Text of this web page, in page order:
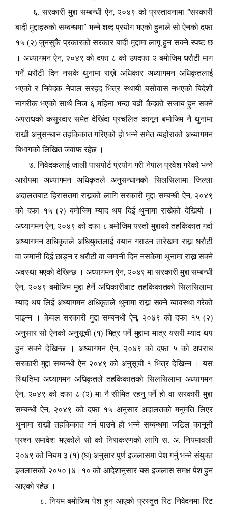
६. सरकारी मुद्दा सम्बन्धी ऐन, २०४९ को प्रस्तावनामा “सरकारी
बादी मुद्दाहरुको सम्बन्धमा”भन्ने शब्द प्रयोग भएको हुनाले सो ऐनको दफा
१५ (२) जुनसुकै प्रकारको सरकार बादी मुद्दामा लागू हुन सक्ने स्पष्ट छ
। अध्यागमन ऐन, २०४९ को दफा ८ को उपदफा २ बमोजिम धरौटी माग
गर्ने धरौटी दिन नसके थुनामा राख्ने अधिकार अध्यागमन अधिकृतलाई
भएको र निवेदक नेपाल सरहद भित्र स्थायी बसोवास नभएको बिदेशी
नागरीक भएको साथै निज ६ महिना भन्दा बढी कैदको सजाय हुन सक्ने
अपराधको कसुरदार समेत देखिंदा प्रचलित कानून बमोजिम नै थुनामा
राखी अनुसन्धान तहकिकात गरिएको हो भन्ने समेत व्यहोराको अध्यागमन
बिभागको लिखित जवाफ रहेछ ।
७. निवेदकलाई जाली पासपोर्ट प्रयोग गरी नेपाल प्रवेश गरेको भन्ने
आरोपमा अध्यागमन अधिकृतले अनुसन्धानको सिलसिलामा जिल्ला
अदालतबाट हिरासतमा राख्नको लागि सरकारी मुद्दा सम्बन्धी ऐन, २०४९
को दफा १५ (२) बमोजिम म्याद थप दिई थुनामा राखेको देखियो ।
अध्यागमन ऐन, २०४९ को दफा ८ बमोजिम यस्तो मुद्दाको तहकिकात गर्दा
अध्यागमन अधिकृतले अधियुक्तलाई वयान गराउन तारेखमा राख्न धरौटी
वा जमानी दिई छाड्न र धरौटी वा जमानी दिन नसकेमा थुनामा राख्न सक्ने
अवस्था भएको देखिन्छ । अध्यागमन ऐन, २०४९ मा सरकारी मुद्दा सम्बन्धी
ऐन, २०४९ बमोजिम मुद्दा हेर्ने अधिकारीबाट तहकिकातको सिलसिलामा
म्याद थप लिई अध्यागमन अधिकृतले थुनामा राख्न सक्ने व्यावस्था गरेको
पाइन्न । केवल सरकारी मुद्दा सम्बनधी ऐन, २०४९ को दफा १५ (२)
अनुसार सो ऐनको अनुसूची (१) भित्र पर्ने मुद्दामा मात्र यसरी म्याद थप
हुन सक्ने देखिन्छ । अध्यागमन ऐन, २०४९ को दफा ५ को अपराध
सरकारी मुद्दा सम्बन्धी ऐन २०४९ को अनुसूची १ भित्र देखिन्न । यस
स्थितिमा अध्यागमन अधिकृतले तहकिकातको सिलसिलामा अध्यागमन
ऐन, २०४९ को दफा ८ (२) मा नै सीमित रहनु पर्ने हो वा सरकारी मुद्दा
सम्बन्धी ऐन, २०४९ को दफा १५ अनुसार अदालतको मनुमति लिएर
थुनामा राखी तहकिकात गर्न पाउने हो भन्ने सम्बन्धमा जटिल कानूनी
प्रश्न समावेश भएकोले सो को निराकरणको लागि स. अ. नियमावली
२०४९ को नियम ३ (१) (घ) अनुसार पुर्ण इजलासमा पेश गर्नु भन्ने संयुक्त
इजलासको २०५०।४।१० को आदेशानुसार यस इजलास समक्ष पेश हुन
आएको रहेछ ।
८. नियम बमोजिम पेश हुन आएको प्रस्तुत रिट निवेदनमा रिट